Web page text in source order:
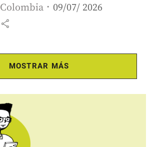
Colombia 09/07/ 2026
share
MOSTRAR MÁS